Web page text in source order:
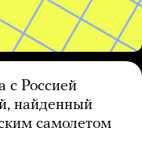
с Россией
найденный
самолетом